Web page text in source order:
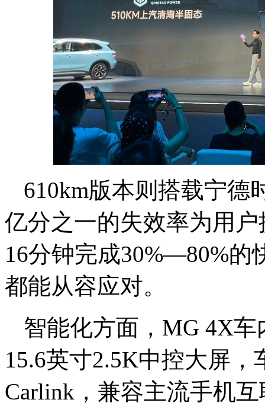
610km版本则搭载宁德
亿分之一的失效率为用
16分钟完成30%—80%的
都能从容应对。
智能化方面，MG 4X
15.6英寸2.5K中控大屏，
Carlink，兼容主流手机